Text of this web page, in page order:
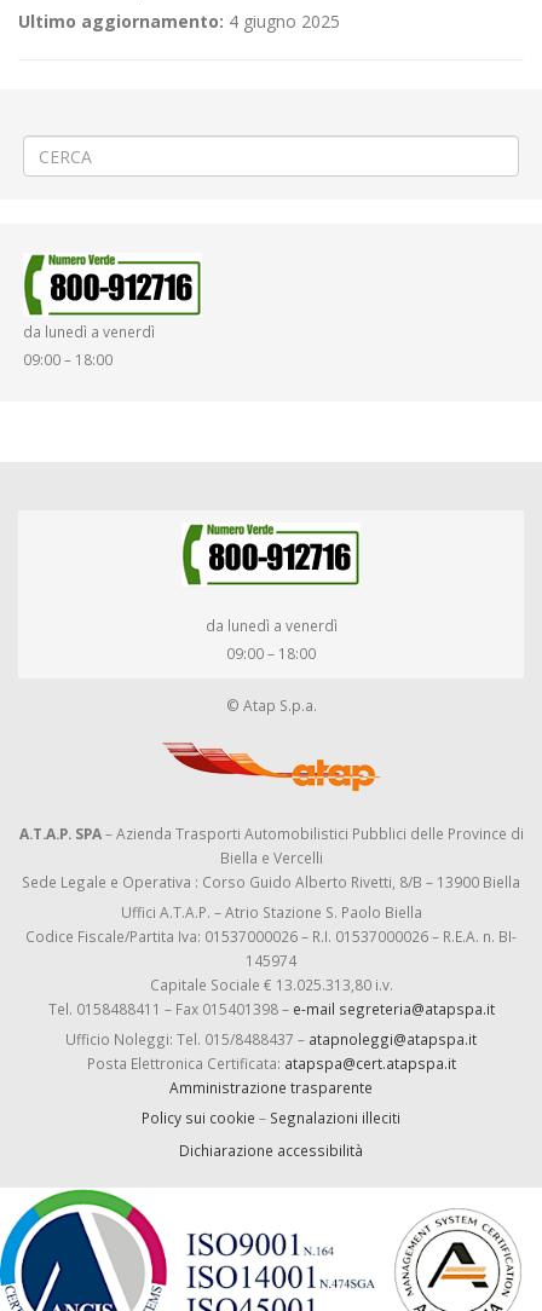
Ultimo aggiornamento: 4 giugno 2025
da lunedì a venerdì
09:00 – 18:00
da lunedì a venerdì
09:00 – 18:00
© Atap S.p.a.
A.T.A.P. SPA– Azienda Trasporti Automobilistici Pubblici delle Province di
Biella e Vercelli
Sede Legale e Operativa : Corso Guido Alberto Rivetti, 8/B – 13900 Biella
Uffici A.T.A.P. – Atrio Stazione S. Paolo Biella
Codice Fiscale/Partita Iva: 01537000026 – R.I. 01537000026 – R.E.A. n. BI-
145974
Capitale Sociale € 13.025.313,80 i.v.
Tel. 0158488411 – Fax 015401398 – e-mail segreteria@atapspa.it
Ufficio Noleggi: Tel. 015/8488437 – atapnoleggi@atapspa.it
Posta Elettronica Certificata: atapspa@cert.atapspa.it
Amministrazione trasparente
Policy sui cookie – Segnalazioni illeciti
Dichiarazione accessibilità